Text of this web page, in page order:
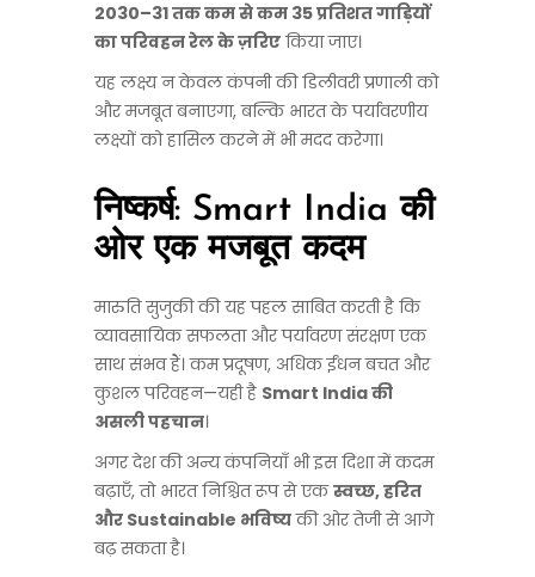
2030–31 तक कम से कम 35 प्रतिशत गाड़ियों
का परिवहन रेल के ज़रिए किया जाए।
यह लक्ष्य न केवल कंपनी की डिलीवरी प्रणाली को
और मजबूत बनाएगा, बल्कि भारत के पर्यावरणीय
लक्ष्यों को हासिल करने में भी मदद करेगा।
निष्कर्ष: Smart India की
ओर एक मजबूत कदम
मारुति सुजुकी की यह पहल साबित करती है कि
व्यावसायिक सफलता और पर्यावरण संरक्षण एक
साथ संभव हैं। कम प्रदूषण, अधिक ईंधन बचत और
कुशल परिवहन—यही है Smart India की
असली पहचान।
अगर देश की अन्य कंपनियाँ भी इस दिशा में कदम
बढ़ाएँ, तो भारत निश्चित रूप से एकस्वच्छ, हरित
और Sustainable भविष्यकी ओर तेजी से आगे
बढ़ सकता है।